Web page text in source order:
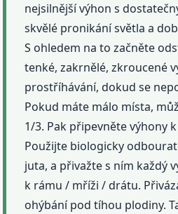
nejsilnější výhon s
skvělé pronikání světla a
S ohledem na to začněte
tenké, zakrnělé, zkroucené
prostříhávání, dokud se
Pokud máte málo místa,
1/3. Pak připevněte výhony
Použijte biologicky
juta, a přivažte s ním každý
k rámu / mříži / drátu.
ohýbání pod tíhou plodiny.